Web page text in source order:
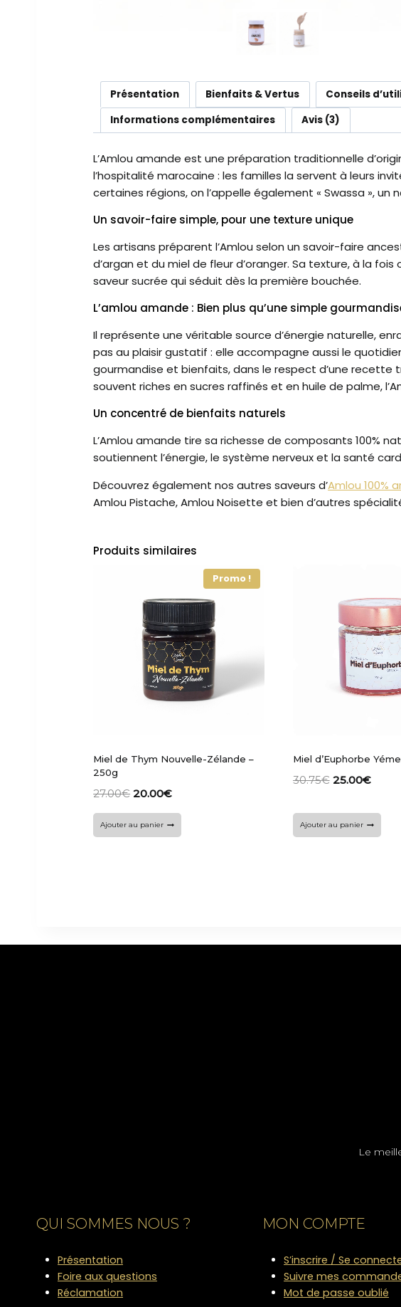
Présentation Bienfaits & Vertus Conseils
Informations complémentaires
Avis (3)
L’Amlou amande est une préparation traditionnelle
l’hospitalité marocaine : les familles la servent à leurs
certaines régions, on l’appelle également « Swassa »,
Un savoir-faire simple, pour une texture unique
Les artisans préparent l’Amlou selon un savoir-faire
d’argan et du miel de fleur d’oranger. Sa texture, à la
saveur sucrée qui séduit dès la première bouchée.
L’amlou amande : Bien plus qu’une simple
Il représente une véritable source d’énergie naturelle,
pas au plaisir gustatif : elle accompagne aussi le
gourmandise et bienfaits, dans le respect d’une
souvent riches en sucres raffinés et en huile de palme,
Un concentré de bienfaits naturels
L’Amlou amande tire sa richesse de composants 100%
soutiennent l’énergie, le système nerveux et la santé
Découvrez également nos autres saveurs d’Amlou 100%
Amlou Pistache, Amlou Noisette et bien d’autres
Produits similaires
Promo !
Miel de Thym Nouvelle-Zélande –
250g
27.00€ 20.00€
Ajouter au panier
Miel d’Euphorbe
30.75€ 25.00€
Ajouter au panier
Le
QUI SOMMES NOUS ?
Présentation
Foire aux questions
Réclamation
MON COMPTE
S’inscrire / Se
Suivre mes
Mot de passe oublié